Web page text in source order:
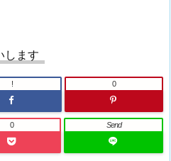
します
! 0
0 Send